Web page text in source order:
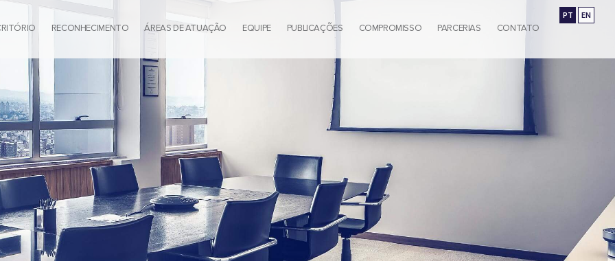
PT EN
RECONHECIMENTO ÁREAS DE ATUAÇÃO EQUIPE PUBLICAÇÕES COMPROMISSO PARCERIAS CONTATO